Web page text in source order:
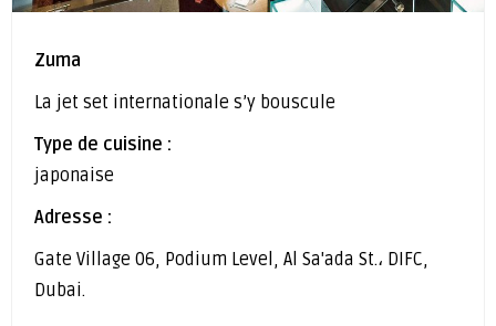
Zuma
La jet set internationale s’y bouscule
Type de cuisine :
japonaise
Adresse :
Gate Village 06, Podium Level, Al Sa'ada St.، DIFC,
Dubai.